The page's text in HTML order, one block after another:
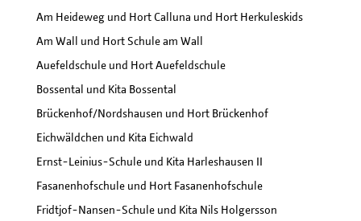
Am Heideweg und Hort Calluna und Hort Herkuleskids
Am Wall und Hort Schule am Wall
Auefeldschule und Hort Auefeldschule
Bossental und Kita Bossental
Brückenhof/Nordshausen und Hort Brückenhof
Eichwäldchen und Kita Eichwald
Ernst-Leinius-Schule und Kita Harleshausen II
Fasanenhofschule und Hort Fasanenhofschule
Fridtjof-Nansen-Schule und Kita Nils Holgersson